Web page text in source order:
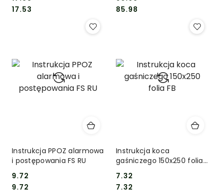
Cena:
Cena:
17.53 Cena:
Cena:
85.98
Instrukcja PPOZ alarmowa
i postępowania FS RU
Cena:
9.72
Cena:
9.72
Instrukcja koca
gaśniczego 150x250 folia
FB
Cena:
7.32
Cena:
7.32